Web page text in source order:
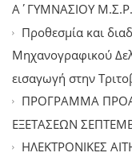
Α΄ΓΥΜΝΑΣΙΟΥ
Προθεσμία και
Μηχανογραφικού
εισαγωγή στην
ΠΡΟΓΡΑΜΜΑ
ΕΞΕΤΑΣΕΩΝ
ΗΛΕΚΤΡΟΝΙΚΕΣ